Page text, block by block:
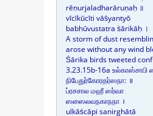
rēṇurjaladharāruṇaḥ ॥
vīcīkūcīti vāṡyantyō
babhūvustatra ṡārikāḥ ।
A storm of dust
arose without any wind
Ṡārika birds tweeted
3.23.15b-16a உல்காஸ்சாபி
நிபேதுர்கோரதர்ஸநா: ॥
ப்ரசசால மஹீ ஸர்வா
ஸஸைலவநகாநநா ।
ulkāṡcāpi sanirghātā